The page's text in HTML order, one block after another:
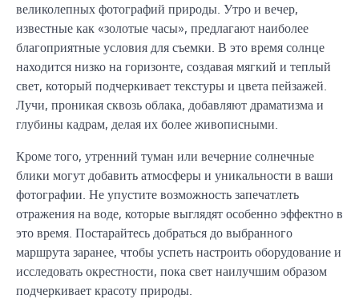
великолепных фотографий природы. Утро и вечер,
известные как «золотые часы», предлагают наиболее
благоприятные условия для съемки. В это время солнце
находится низко на горизонте, создавая мягкий и теплый
свет, который подчеркивает текстуры и цвета пейзажей.
Лучи, проникая сквозь облака, добавляют драматизма и
глубины кадрам, делая их более живописными.
Кроме того, утренний туман или вечерние солнечные
блики могут добавить атмосферы и уникальности в ваши
фотографии. Не упустите возможность запечатлеть
отражения на воде, которые выглядят особенно эффектно в
это время. Постарайтесь добраться до выбранного
маршрута заранее, чтобы успеть настроить оборудование и
исследовать окрестности, пока свет наилучшим образом
подчеркивает красоту природы.